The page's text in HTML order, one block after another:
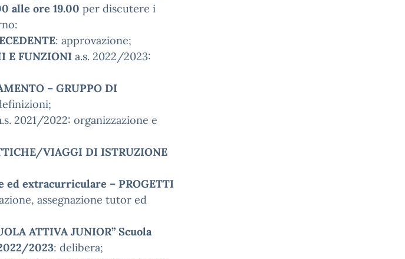
alle ore 19.00 per discutere i
: approvazione;
E FUNZIONI a.s. 2022/2023:
– GRUPPO DI
2021/2022: organizzazione e
VIAGGI DI ISTRUZIONE
ed extracurriculare – PROGETTI
assegnazione tutor ed
ATTIVA JUNIOR” Scuola
2023: delibera;